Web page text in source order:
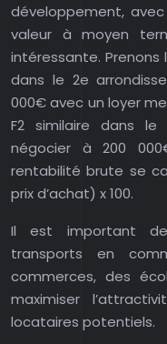
développement,
valeur à moyen
intéressante. Prenons
dans le 2e
000€ avec un loyer
F2 similaire dans le
négocier à 200
rentabilité brute se
prix d’achat) x 100.
Il est important
transports en
commerces, des
maximiser
locataires potentiels.